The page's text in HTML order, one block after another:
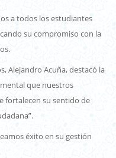
a todos los estudiantes
su compromiso con la
Alejandro Acuña, destacó la
que nuestros
fortalecen su sentido de
éxito en su gestión